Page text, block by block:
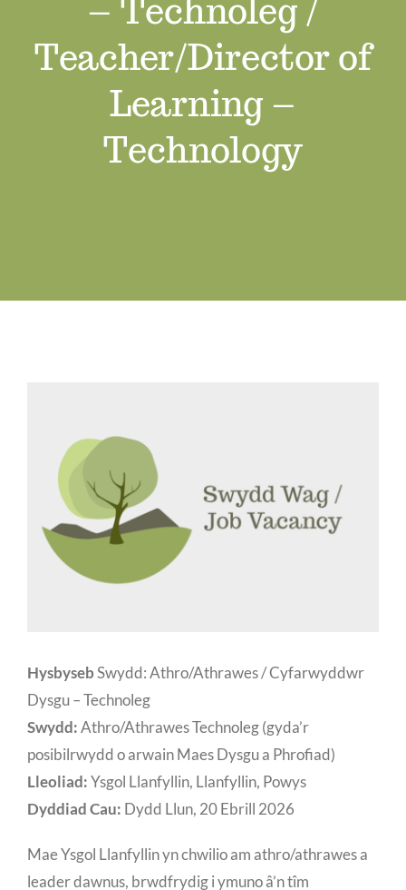
Cyswllt
– Technoleg /
Teacher/Director of
Learning –
Technology
HysbysebSwydd: Athro/Athrawes / Cyfarwyddwr
Dysgu – Technoleg
Swydd:Athro/Athrawes Technoleg (gyda’r
posibilrwydd o arwain Maes Dysgu a Phrofiad)
Lleoliad:Ysgol Llanfyllin, Llanfyllin, Powys
Dyddiad Cau: Dydd Llun, 20 Ebrill 2026
Mae Ysgol Llanfyllin yn chwilio am athro/athrawes a
leader dawnus, brwdfrydig i ymuno â’n tîm